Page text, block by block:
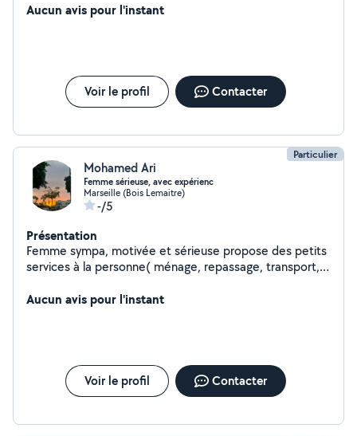
Aucun avis pour l'instant
Voir le profil Contacter
Particulier
Mohamed Ari
Femme sérieuse, avec expérienc
Marseille (Bois Lemaitre)
-/5
Présentation
Femme sympa, motivée et sérieuse propose des petits
services à la personne( ménage, repassage, transport,
Aucun avis pour l'instant
Voir le profil Contacter